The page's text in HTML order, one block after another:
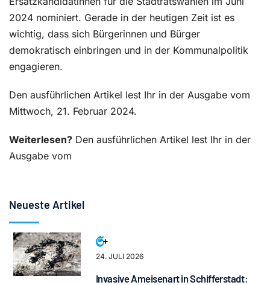
2024 nominiert. Gerade in der heutigen Zeit ist es
wichtig, dass sich Bürgerinnen und Bürger
demokratisch einbringen und in der Kommunalpolitik
engagieren.
Den ausführlichen Artikel lest Ihr in der Ausgabe vom
Mittwoch, 21. Februar 2024.
Weiterlesen? Den ausführlichen Artikel lest Ihr in der
Ausgabe vom
Neueste Artikel
24. JULI 2026
Invasive Ameisenart in Schifferstadt: